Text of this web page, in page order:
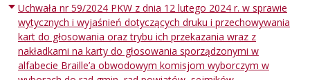
Uchwała nr 59/2024 PKW z dnia 12 lutego 2024 r. w sprawie
wytycznych i wyjaśnień dotyczących druku i przechowywania
kart do głosowania oraz trybu ich przekazania wraz z
nakładkami na karty do głosowania sporządzonymi w
alfabecie Braille’a obwodowym komisjom wyborczym w